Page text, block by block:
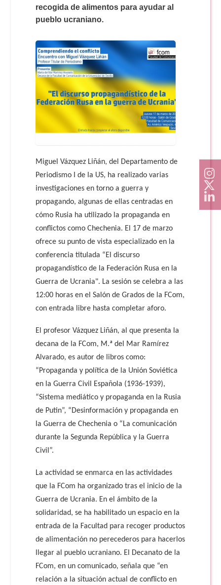
recogida de alimentos para ayudar al
pueblo ucraniano.
Miguel Vázquez Liñán, del Departamento de
Periodismo I de la US, ha realizado varias
investigaciones en torno a guerra y
propagando, algunas de ellas centradas en
cómo Rusia ha utilizado la propaganda en
conflictos como Chechenia. El 17 de marzo
ofrece su punto de vista especializado en la
conferencia titulada “El discurso
propagandístico de la Federación Rusa en la
Guerra de Ucrania". La sesión se celebra a las
12:00 horas en el Salón de Grados de la FCom,
con entrada libre hasta completar aforo.
El profesor Vázquez Liñán, al que presenta la
decana de la FCom, M.ª del Mar Ramírez
Alvarado, es autor de libros como:
“Propaganda y política de la Unión Soviética
en la Guerra Civil Española (1936-1939),
“Sistema mediático y propaganda en la Rusia
de Putin”, “Desinformación y propaganda en
la Guerra de Chechenia o “La comunicación
durante la Segunda República y la Guerra
Civil”.
La actividad se enmarca en las actividades
que la FCom ha organizado tras el inicio de la
Guerra de Ucrania. En el ámbito de la
solidaridad, se ha habilitado un espacio en la
entrada de la Facultad para recoger productos
de alimentación no perecederos para hacerlos
llegar al pueblo ucraniano. El Decanato de la
FCom, en un comunicado, señala que “en
relación a la situación actual de conflicto en